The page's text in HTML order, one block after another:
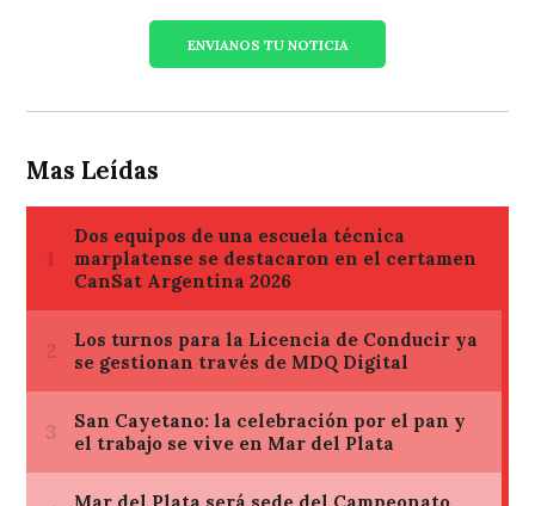
ENVIANOS TU NOTICIA
Mas Leídas